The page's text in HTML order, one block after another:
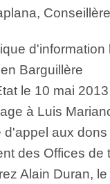
d'information
Barguillère
le 10 mai 2013
à Luis
d'appel aux dons
des Offices
Alain Duran,